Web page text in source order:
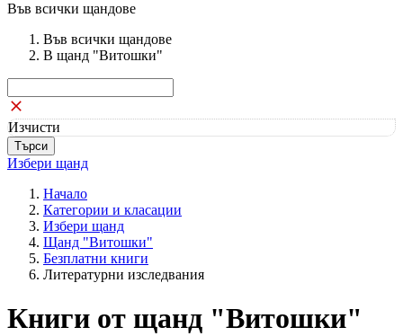
Във всички щандове
Във всички щандове
В щанд "Витошки"
Изчисти
Избери щанд
Начало
Категории и класации
Избери щанд
Щанд "Витошки"
Безплатни книги
Литературни изследвания
Книги от щанд "Витошки"